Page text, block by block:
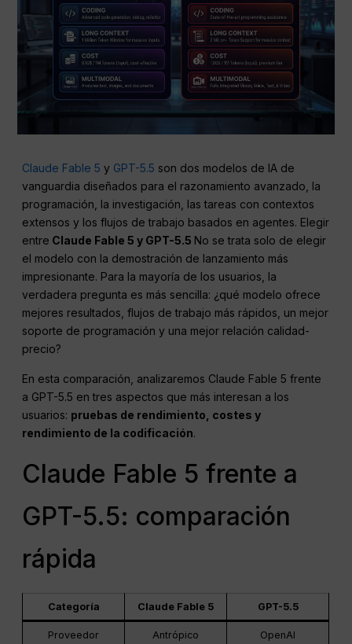
Claude Fable 5 y GPT-5.5 son dos modelos de IA de
vanguardia diseñados para el razonamiento avanzado, la
programación, la investigación, las tareas con contextos
extensos y los flujos de trabajo basados en agentes. Elegir
entre Claude Fable 5 y GPT-5.5 No se trata solo de elegir
el modelo con la demostración de lanzamiento más
impresionante. Para la mayoría de los usuarios, la
verdadera pregunta es más sencilla: ¿qué modelo ofrece
mejores resultados, flujos de trabajo más rápidos, un mejor
soporte de programación y una mejor relación calidad-
precio?
En esta comparación, analizaremos Claude Fable 5 frente
a GPT-5.5 en tres aspectos que más interesan a los
usuarios: pruebas de rendimiento, costes y
rendimiento de la codificación.
Claude Fable 5 frente a
GPT-5.5: comparación
rápida
Categoría Claude Fable 5 GPT-5.5
Proveedor Antrópico OpenAI